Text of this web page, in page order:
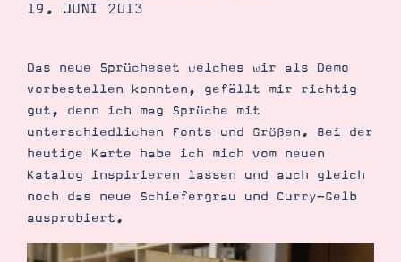
Bestellen
Kontakt
19. JUNI 2013
Das neue Sprücheset welches wir als Demo
vorbestellen konnten, gefällt mir richtig
gut, denn ich mag Sprüche mit
unterschiedlichen Fonts und Größen. Bei der
heutige Karte habe ich mich vom neuen
Katalog inspirieren lassen und auch gleich
noch das neue Schiefergrau und Curry-Gelb
ausprobiert.